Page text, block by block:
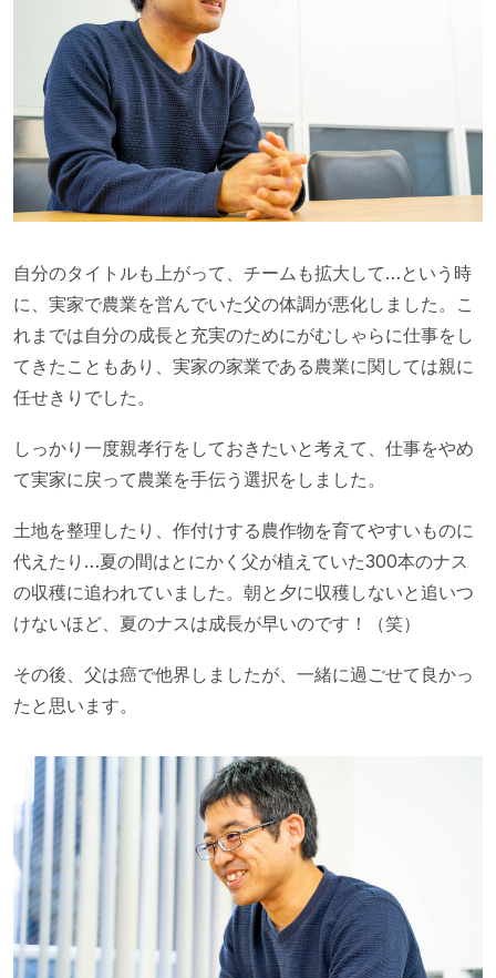
自分のタイトルも上がって、チームも拡大して…という時
に、実家で農業を営んでいた父の体調が悪化しました。こ
れまでは自分の成長と充実のためにがむしゃらに仕事をし
てきたこともあり、実家の家業である農業に関しては親に
任せきりでした。
しっかり一度親孝行をしておきたいと考えて、仕事をやめ
て実家に戻って農業を手伝う選択をしました。
土地を整理したり、作付けする農作物を育てやすいものに
代えたり…夏の間はとにかく父が植えていた300本のナス
の収穫に追われていました。朝と夕に収穫しないと追いつ
けないほど、夏のナスは成長が早いのです！（笑）
その後、父は癌で他界しましたが、一緒に過ごせて良かっ
たと思います。